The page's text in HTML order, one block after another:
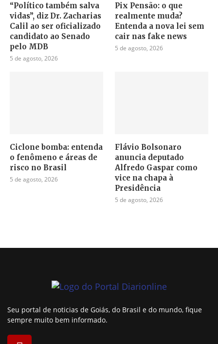
“Político também salva
vidas”, diz Dr. Zacharias
Calil ao ser oficializado
candidato ao Senado
pelo MDB
5 de agosto, 2026
Pix Pensão: o que
realmente muda?
Entenda a nova lei sem
cair nas fake news
5 de agosto, 2026
Ciclone bomba: entenda
o fenômeno e áreas de
risco no Brasil
5 de agosto, 2026
Flávio Bolsonaro
anuncia deputado
Alfredo Gaspar como
vice na chapa à
Presidência
5 de agosto, 2026
Seu portal de noticias de Goiás, do Brasil e do mundo, fique
sempre muito bem informado.